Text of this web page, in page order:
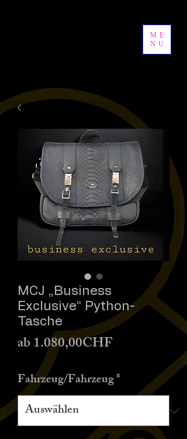
ME
NU
MCJ „Business
Exclusive“ Python-
Tasche
ab1.080,00CHFSale-
Fahrzeug/Fahrzeug*